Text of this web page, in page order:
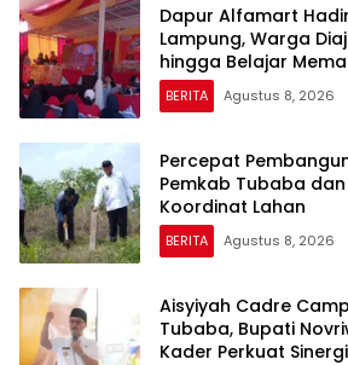
Dapur Alfamart
Lampung, Warga
hingga Belajar
BERITA Agustus 8, 2026
Percepat
Pemkab Tubaba dan
Koordinat Lahan
BERITA Agustus 8, 2026
Aisyiyah Cadre
Tubaba, Bupati
Kader Perkuat